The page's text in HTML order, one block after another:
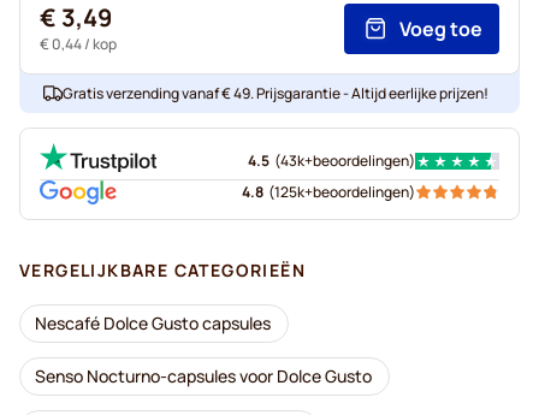
€ 3,49
€ 0,44/ kop
Voeg toe
Gratis verzending vanaf € 49. Prijsgarantie - Altijd eerlijke prijzen!
4.5 (43k+beoordelingen)
4.8 (125k+beoordelingen)
VERGELIJKBARE CATEGORIEËN
Nescafé Dolce Gusto capsules
Senso Nocturno-capsules voor Dolce Gusto